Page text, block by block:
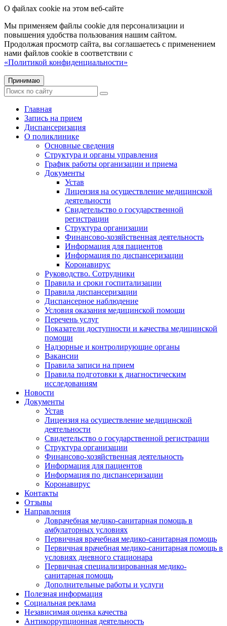
О файлах cookie на этом веб-сайте
Мы применяем файлы cookie для персонализации и
повышения удобства пользования нашим сайтом.
Продолжая просмотр сайта, вы соглашаетесь с применением
нами файлов cookie в соответствии с
«Политикой конфиденциальности»
Принимаю
Главная
Запись на прием
Диспансеризация
О поликлинике
Основные сведения
Структура и органы управления
График работы организации и приема
Документы
Устав
Лицензия на осуществление медицинской
деятельности
Свидетельство о государственной
регистрации
Структура организации
Финансово-хозяйственная деятельность
Информация для пациентов
Информация по диспансеризации
Коронавирус
Руководство. Сотрудники
Правила и сроки госпитализации
Правила диспансеризации
Диспансерное наблюдение
Условия оказания медицинской помощи
Перечень услуг
Показатели доступности и качества медицинской
помощи
Надзорные и контролирующие органы
Вакансии
Правила записи на прием
Правила подготовки к диагностическим
исследованиям
Новости
Документы
Устав
Лицензия на осуществление медицинской
деятельности
Свидетельство о государственной регистрации
Структура организации
Финансово-хозяйственная деятельность
Информация для пациентов
Информация по диспансеризации
Коронавирус
Контакты
Отзывы
Направления
Доврачебная медико-санитарная помощь в
амбулаторных условиях
Первичная врачебная медико-санитарная помощь
Первичная врачебная медико-санитарная помощь в
условиях дневного стационара
Первичная специализированная медико-
санитарная помощь
Дополнительные работы и услуги
Полезная информация
Социальная реклама
Независимая оценка качества
Антикоррупционная деятельность